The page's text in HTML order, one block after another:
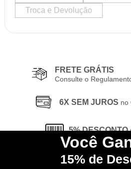
Troca e Devolução
FRETE GRÁTIS
Consulte o
6X SEM JUROS no
5% DESCONTO
CONHEÇA
Você
15% de